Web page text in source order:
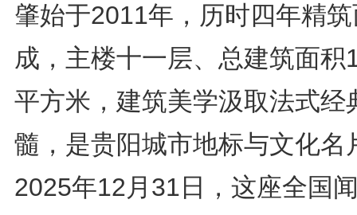
肇始于2011年，历时四年精
成，主楼十一层、总建筑面积
平方米，建筑美学汲取法式经
髓，是贵阳城市地标与文化名
2025年12月31日，这座全国